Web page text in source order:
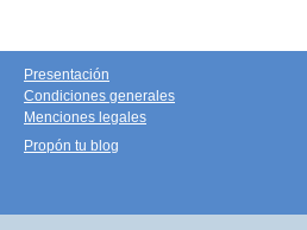
Presentación
Condiciones generales
Menciones legales
Propón tu blog